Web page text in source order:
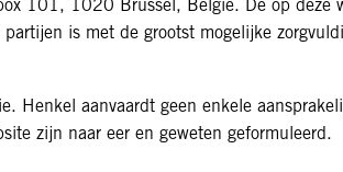
101, 1020 Brussel, België. De op deze
is met de grootst mogelijke
Henkel aanvaardt geen enkele
zijn naar eer en geweten geformuleerd.